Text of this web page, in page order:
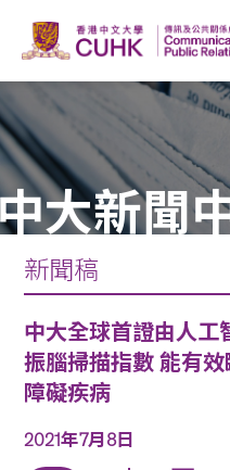
大新聞
新聞稿
中大全球首證由人工
振腦掃描指數 能有
障礙疾病
2021年7月8日